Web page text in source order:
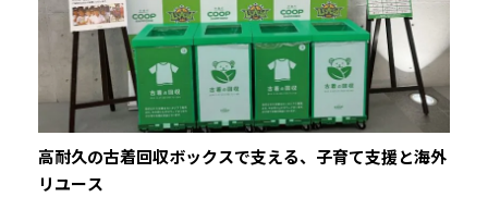
高耐久の古着回収ボックスで支える、子育て支援と海外
リユース